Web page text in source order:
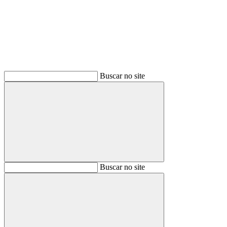
Buscar no site
BuscarBuscar no site